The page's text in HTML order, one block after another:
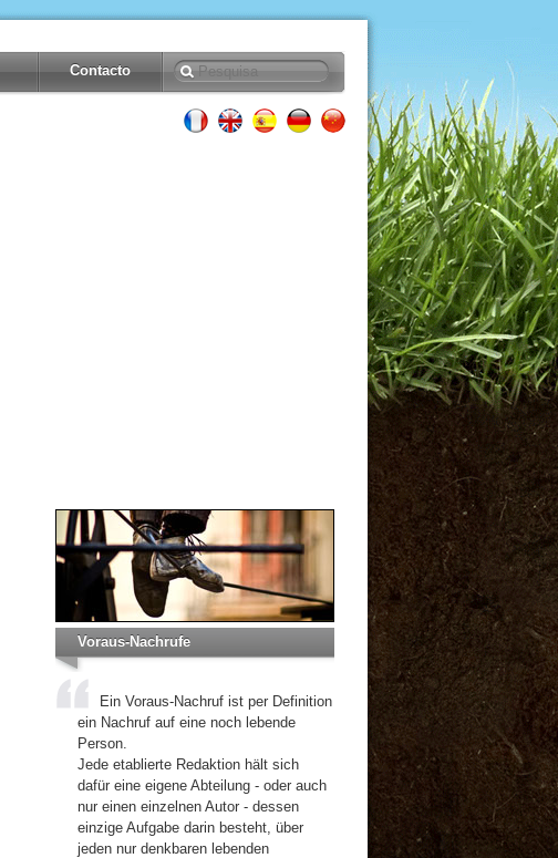
Contacto
Voraus-Nachrufe
Ein Voraus-Nachruf ist per Definition
ein Nachruf auf eine noch lebende
Person.
Jede etablierte Redaktion hält sich
dafür eine eigene Abteilung - oder auch
nur einen einzelnen Autor - dessen
einzige Aufgabe darin besteht, über
jeden nur denkbaren lebenden